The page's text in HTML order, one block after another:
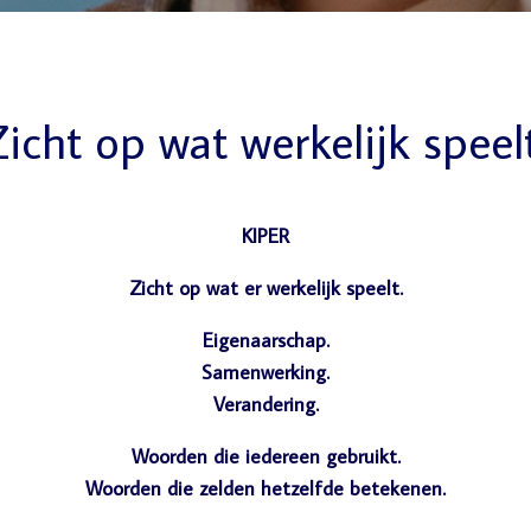
op wat werkelijk
KIPER
Zicht op wat er werkelijk speelt.
Eigenaarschap.
Samenwerking.
Verandering.
Woorden die iedereen gebruikt.
Woorden die zelden hetzelfde betekenen.